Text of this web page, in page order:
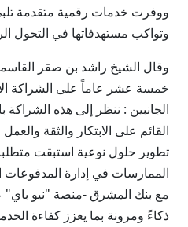
ووفرت خدمات رقمية متقدمة
وتواكب مستهدفاتها في التحول
وقال الشيخ راشد بن صقر
خمسة عشر عاماً على الشراكة
الجانبين : ننظر إلى هذه الشراكة
القائم على الابتكار والثقة
تطوير حلول نوعية استبقت
الممارسات في إدارة
مع بنك المشرق -منصة "نيو باي"
ذكاءً ومرونة بما يعزز كفاءة